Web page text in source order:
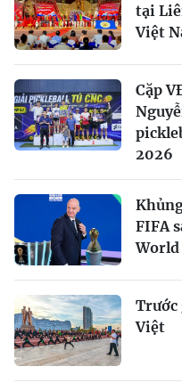
tại
Việt
Cặp
2026
FIFA
World
Việt